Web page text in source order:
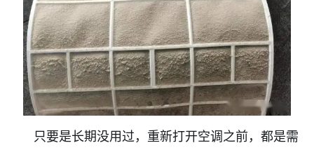
只要是长期没用过，重新打开空调之前，都是需